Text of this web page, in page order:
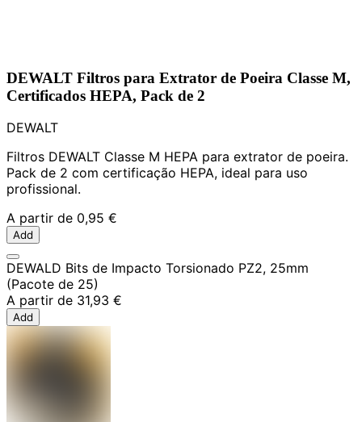
DEWALT Filtros para Extrator de Poeira Classe M,
Certificados HEPA, Pack de 2
DEWALT
Filtros DEWALT Classe M HEPA para extrator de poeira.
Pack de 2 com certificação HEPA, ideal para uso
profissional.
A partir de 0,95 €
Add
DEWALD Bits de Impacto Torsionado PZ2, 25mm
(Pacote de 25)
A partir de 31,93 €
Add